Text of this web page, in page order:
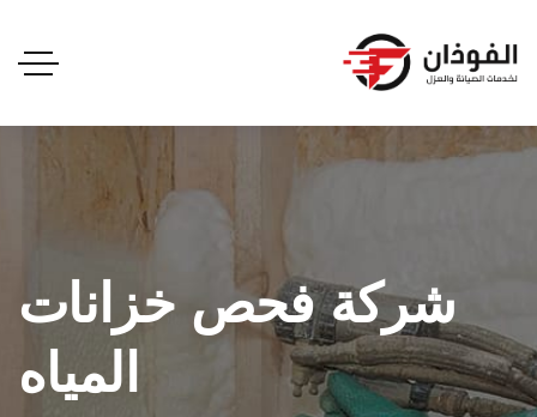
شركة فحص خزانات
المياه